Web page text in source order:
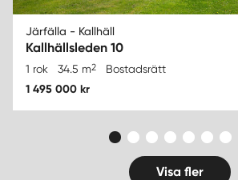
Järfälla - Kallhäll
Kallhällsleden 10
1 rok 34.5 m2 Bostadsrätt
1 495 000 kr
Visa fler